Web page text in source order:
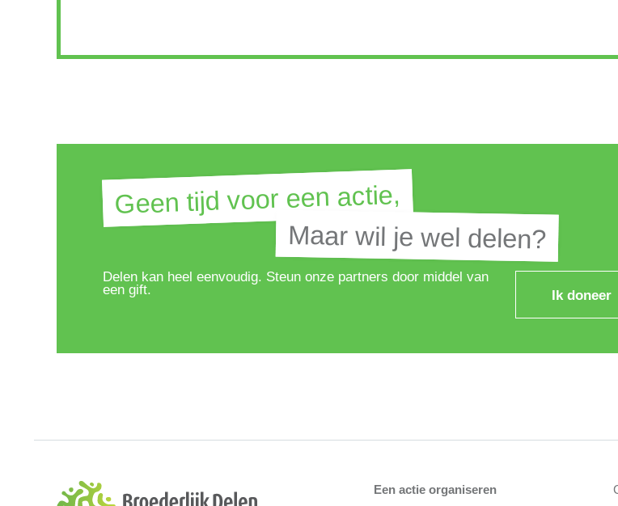
Geen tijd voor een actie,
Geen tijd voor een actie,
Maar wil je wel delen?
Maar wil je wel delen?
Delen kan heel eenvoudig. Steun onze partners door middel van
een gift.
Ik doneer
Een actie organiseren